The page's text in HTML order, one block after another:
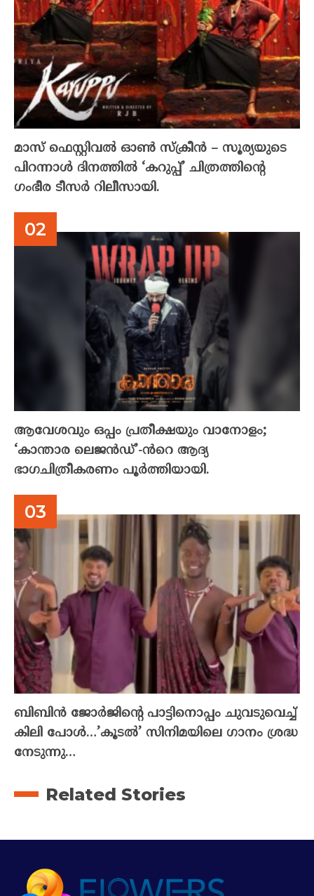
മാസ് ഫെസ്റ്റിവൽ ഓൺ സ്‌ക്രീൻ – സൂര്യയുടെ
പിറന്നാൾ ദിനത്തിൽ ‘കറുപ്പ്’ ചിത്രത്തിന്റെ
ഗംഭീര ടീസർ റിലീസായി.
ആവേശവും ഒപ്പം പ്രതീക്ഷയും വാനോളം;
‘കാന്താര ലെജൻഡ്’-ൻറെ ആദ്യ
ഭാഗചിത്രീകരണം പൂർത്തിയായി.
ബിബിൻ ജോർജിന്റെ പാട്ടിനൊപ്പം ചുവടുവെച്ച്
കിലി പോൾ…’കൂടൽ’ സിനിമയിലെ ഗാനം ശ്രദ്ധ
നേടുന്നു…
Related Stories